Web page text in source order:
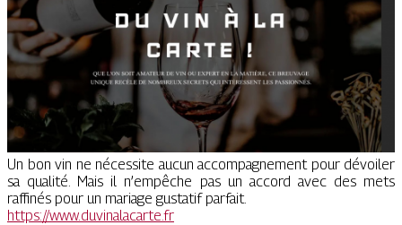
Un bon vin ne nécessite aucun accompagnement pour dévoiler
sa qualité. Mais il n’empêche pas un accord avec des mets
raffinés pour un mariage gustatif parfait.
https://www.duvinalacarte.fr